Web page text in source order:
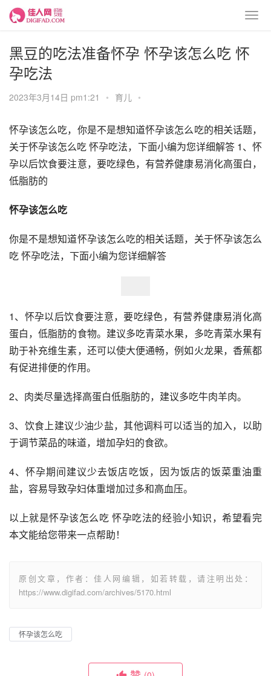
黑豆的吃法准备怀孕 怀孕该怎么吃 怀
孕吃法
2023年3月14日 pm1:21 • 育儿 •
怀孕该怎么吃，你是不是想知道怀孕该怎么吃的相关话题，
关于怀孕该怎么吃 怀孕吃法，下面小编为您详细解答 1、怀
孕以后饮食要注意，要吃绿色，有营养健康易消化高蛋白，
低脂肪的
怀孕该怎么吃
你是不是想知道怀孕该怎么吃的相关话题，关于怀孕该怎么
吃 怀孕吃法，下面小编为您详细解答
1、怀孕以后饮食要注意，要吃绿色，有营养健康易消化高
蛋白，低脂肪的食物。建议多吃青菜水果，多吃青菜水果有
助于补充维生素，还可以使大便通畅，例如火龙果，香蕉都
有促进排便的作用。
2、肉类尽量选择高蛋白低脂肪的，建议多吃牛肉羊肉。
3、饮食上建议少油少盐，其他调料可以适当的加入，以助
于调节菜品的味道，增加孕妇的食欲。
4、怀孕期间建议少去饭店吃饭，因为饭店的饭菜重油重
盐，容易导致孕妇体重增加过多和高血压。
以上就是怀孕该怎么吃 怀孕吃法的经验小知识，希望看完
本文能给您带来一点帮助！
原创文章，作者：佳人网编辑，如若转载，请注明出处：
https://www.digifad.com/archives/5170.html
怀孕该怎么吃